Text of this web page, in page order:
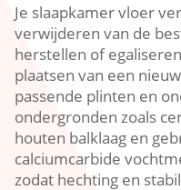
Je slaapkamer vloer
verwijderen van de
herstellen of
plaatsen van een
passende plinten en
ondergronden zoals
houten balklaag en
calciumcarbide
zodat hechting en